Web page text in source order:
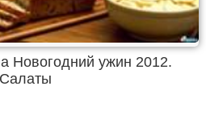
Новогодний ужин 2012.
Салаты